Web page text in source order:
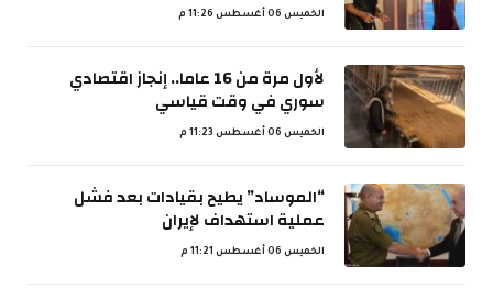
الخميس 06 أغسطس 11:26 م
لأول مرة من 16 عاما.. إنجاز اقتصادي
سوري في وقت قياسي
الخميس 06 أغسطس 11:23 م
“الموساد” يطيح بقيادات بعد فشل
عملية استهداف لإيران
الخميس 06 أغسطس 11:21 م